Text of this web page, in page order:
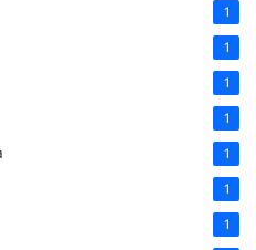
1
1
1
1
1
1
1